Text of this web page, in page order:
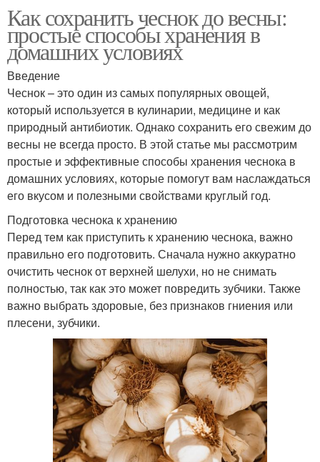
Как сохранить чеснок до весны:
простые способы хранения в
домашних условиях
Введение
Чеснок – это один из самых популярных овощей,
который используется в кулинарии, медицине и как
природный антибиотик. Однако сохранить его свежим до
весны не всегда просто. В этой статье мы рассмотрим
простые и эффективные способы хранения чеснока в
домашних условиях, которые помогут вам наслаждаться
его вкусом и полезными свойствами круглый год.
Подготовка чеснока к хранению
Перед тем как приступить к хранению чеснока, важно
правильно его подготовить. Сначала нужно аккуратно
очистить чеснок от верхней шелухи, но не снимать
полностью, так как это может повредить зубчики. Также
важно выбрать здоровые, без признаков гниения или
плесени, зубчики.